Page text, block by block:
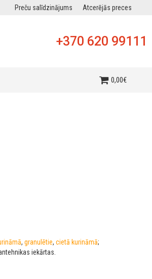
Preču salīdzinājums Atcerējās preces
+370 620 99111
0,00€
, granulētie, cietā kurināmā;
iekārtas.